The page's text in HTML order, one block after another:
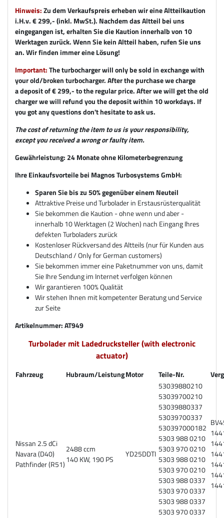
Hinweis:Zu dem Verkaufspreis erheben wir eine Altteilkaution
i.H.v. € 299,- (inkl. MwSt.). Nachdem das Altteil bei uns
eingegangen ist, erhalten Sie die Kaution innerhalb von 10
Werktagen zurück. Wenn Sie kein Altteil haben, rufen Sie uns
an. Wir finden immer eine Lösung!
Important:The turbocharger will only be sold in exchange with
your old/broken turbocharger. After the purchase we charge
a deposit of € 299,- to the regular price. After we will get the old
charger we will refund you the deposit within 10 workdays. If
you got any questions don't hesitate to ask us.
The cost of returning the item to us is your responsibility,
except you received a wrong or faulty item.
Gewährleistung: 24 Monate ohne Kilometerbegrenzung
Ihre Einkaufsvorteile bei Magnos Turbosystems GmbH:
Sparen Sie bis zu 50% gegenüber einem Neuteil
Attraktive Preise und Turbolader in Erstausrüsterqualität
Sie bekommen die Kaution - ohne wenn und aber -
innerhalb 10 Werktagen (2 Wochen) nach Eingang Ihres
defekten Turboladers zurück
Kostenloser Rückversand des Altteils (nur für Kunden aus
Deutschland / Only for German customers)
Sie bekommen immer eine Paketnummer von uns, damit
Sie Ihre Sendung im Internet verfolgen können
Wir garantieren 100% Qualität
Wir stehen Ihnen mit kompetenter Beratung und Service
zur Seite
Artikelnummer: AT949
Turbolader mit Ladedrucksteller (with electronic
actuator)
Fahrzeug Hubraum/LeistungMotor Teile-Nr.
Nissan 2.5 dCi
Navara (D40)
Pathfinder (R51)
2488 ccm
140 KW, 190 PS
YD25DDTI
53039880210
53039700210
53039880337
53039700337
530397000182
5303 988 0210
5303 970 0210
5303 988 0210
5303 970 0210
5303 988 0337
5303 970 0337
5303 988 0337
5303 970 0337